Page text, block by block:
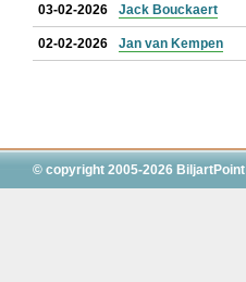
03-02-2026 Jack Bouckaert
02-02-2026 Jan van Kempen
© copyright 2005-2026 BiljartPoint